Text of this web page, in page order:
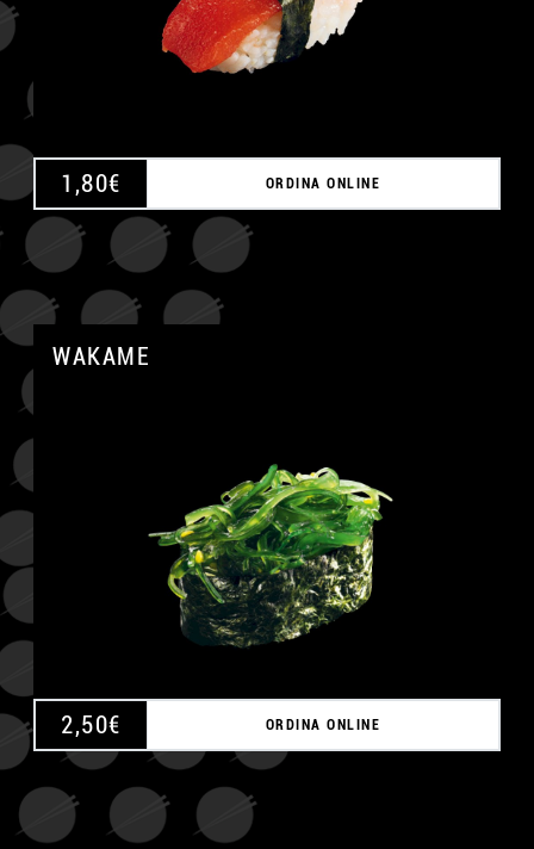
1,80€ ORDINA ONLINE
WAKAME
2,50€ ORDINA ONLINE